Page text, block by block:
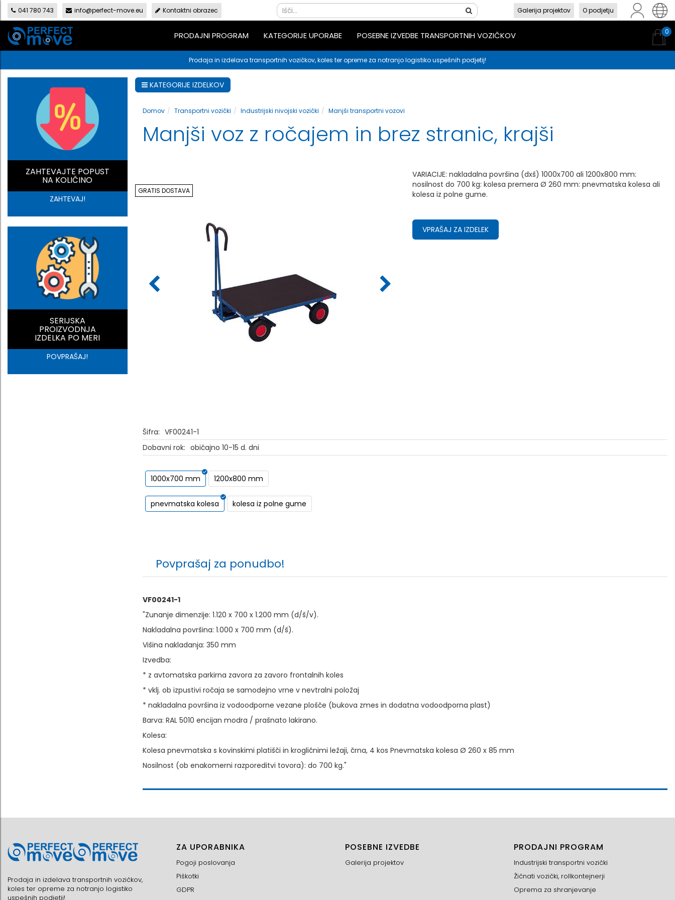
en
041 780 743 info@perfect-move.eu Kontaktni obrazec Galerija projektov O podjetju
PRODAJNI PROGRAM KATEGORIJE UPORABE POSEBNE IZVEDBE TRANSPORTNIH VOZIČKOV 0
Prodaja in izdelava transportnih vozičkov, koles ter opreme za notranjo logistiko uspešnih podjetij!
ZAHTEVAJTE POPUST
NA KOLIČINO
ZAHTEVAJ!
SERIJSKA
PROIZVODNJA
IZDELKA PO MERI
POVPRAŠAJ!
KATEGORIJE IZDELKOV
Domov Transportni vozički Industrijski nivojski vozički Manjši transportni vozovi
Manjši voz z ročajem in brez stranic, krajši
GRATIS DOSTAVA
VARIACIJE: nakladalna površina (dxš) 1000x700 ali 1200x800 mm:
nosilnost do 700 kg: kolesa premera Ø 260 mm: pnevmatska kolesa ali
kolesa iz polne gume.
VPRAŠAJ ZA IZDELEK
Šifra: VF00241-1
Dobavni rok: običajno 10-15 d. dni
1000x700 mm 1200x800 mm
pnevmatska kolesa kolesa iz polne gume
Povprašaj za ponudbo!
VF00241-1
"Zunanje dimenzije: 1.120 x 700 x 1.200 mm (d/š/v).
Nakladalna površina: 1.000 x 700 mm (d/š).
Višina nakladanja: 350 mm
Izvedba:
* z avtomatska parkirna zavora za zavoro frontalnih koles
* vklj. ob izpustivi ročaja se samodejno vrne v nevtralni položaj
* nakladalna površina iz vodoodporne vezane plošče (bukova zmes in dodatna vodoodporna plast)
Barva: RAL 5010 encijan modra / prašnato lakirano.
Kolesa:
Kolesa pnevmatska s kovinskimi platišči in krogličnimi ležaji, črna, 4 kos Pnevmatska kolesa Ø 260 x 85 mm
Nosilnost (ob enakomerni razporeditvi tovora): do 700 kg."
Prodaja in izdelava transportnih vozičkov,
koles ter opreme za notranjo logistiko
uspešnih podjetij!
ZA UPORABNIKA
Pogoji poslovanja
Piškotki
GDPR
POSEBNE IZVEDBE
Galerija projektov
PRODAJNI PROGRAM
Industrijski transportni vozički
Žičnati vozički, rollkontejnerji
Oprema za shranjevanje